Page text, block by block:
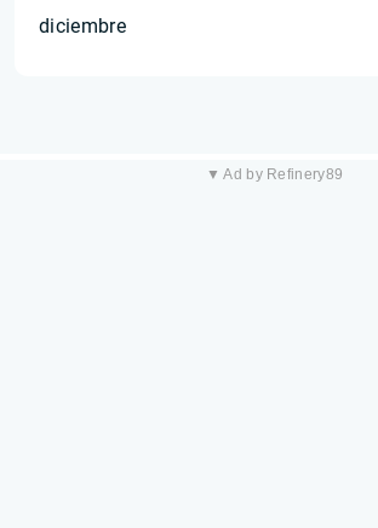
diciembre
▼ Ad by Refinery89